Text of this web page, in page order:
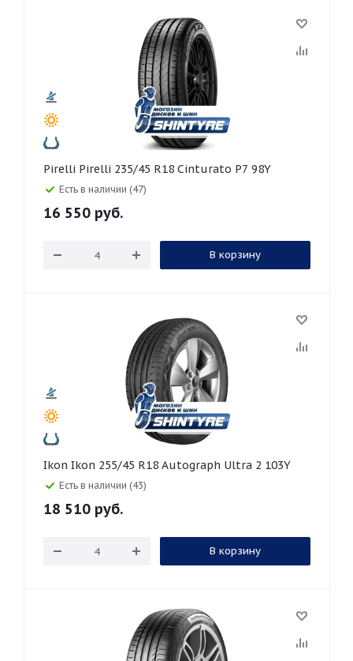
Pirelli Pirelli 235/45 R18 Cinturato P7 98Y
Есть в наличии (47)
16 550 руб.
В корзину
Ikon Ikon 255/45 R18 Autograph Ultra 2 103Y
Есть в наличии (43)
18 510 руб.
В корзину